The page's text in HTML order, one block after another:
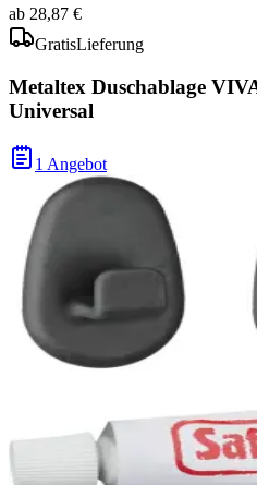
ab 28,87 €
GratisLieferung
Metaltex Duschablage
Universal
1 Angebot